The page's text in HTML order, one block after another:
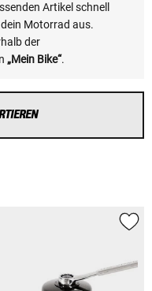
Artikel schnell
Motorrad aus.
der
„Mein Bike“.